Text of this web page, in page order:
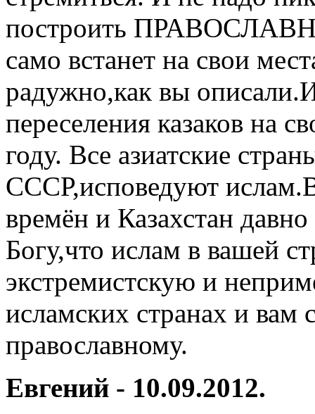
построить
само встанет на свои
радужно,как вы
переселения казаков на
году. Все азиатские
СССР,исповедуют
времён и Казахстан
Богу,что ислам в вашей
экстремистскую и
исламских странах и
православному.
Евгений - 10.09.2012.